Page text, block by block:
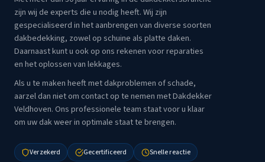
zijn wij de experts die u nodig heeft. Wij zijn
gespecialiseerd in het aanbrengen van diverse soorten
dakbedekking, zowel op schuine als platte daken.
Daarnaast kunt u ook op ons rekenen voor reparaties
en het oplossen van lekkages.
Als u te maken heeft met dakproblemen of schade,
aarzel dan niet om contact op te nemen met Dakdekker
Veldhoven. Ons professionele team staat voor u klaar
om uw dak weer in optimale staat te brengen.
Verzekerd Gecertificeerd Snelle reactie